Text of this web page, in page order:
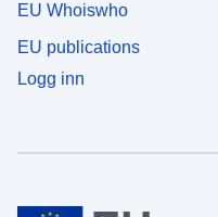
EU Whoiswho
EU publications
Logg inn